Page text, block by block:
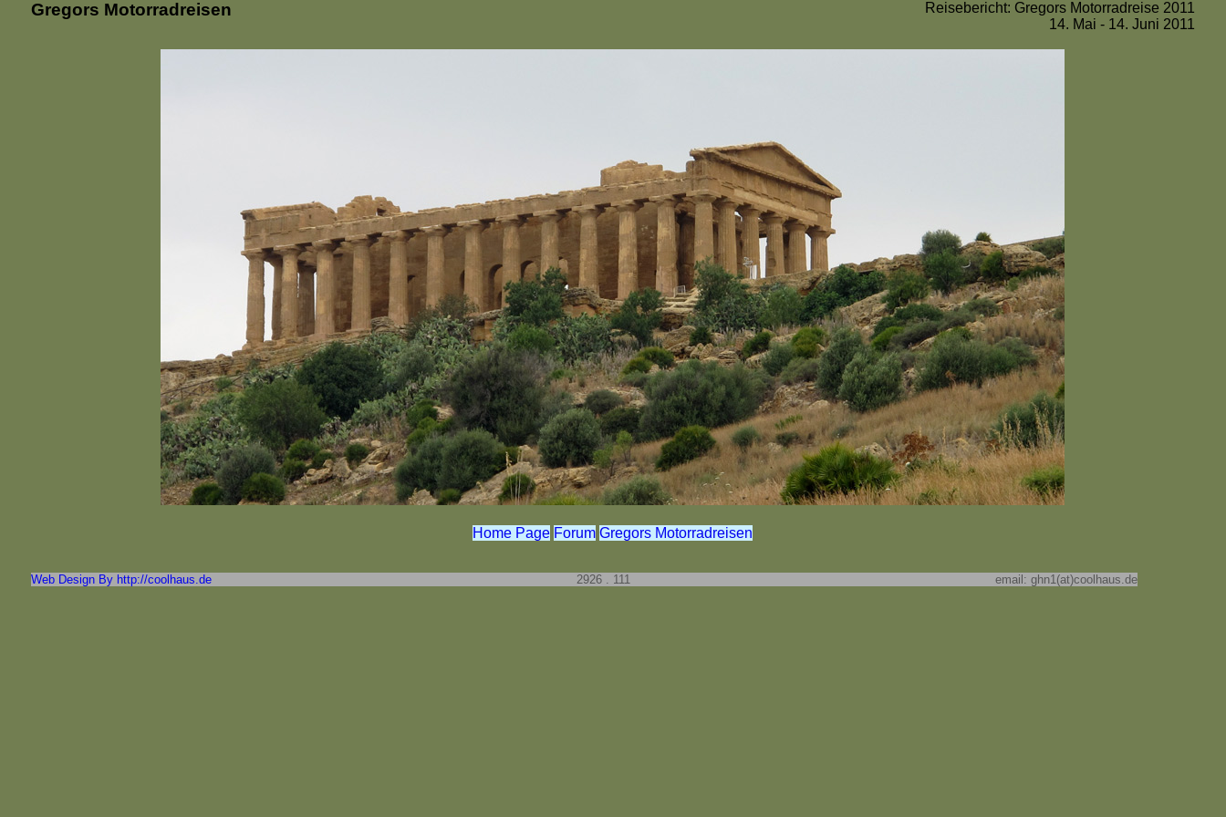
Gregors Motorradreisen
Reisebericht: Gregor s Motorrad reise 2011
14. Mai - 14. Juni 2011
Home Page Forum Gregors Motorrad reisen
Web Design By http://coolhaus.de email: ghn1(at)coolhaus.de
2926 . 111